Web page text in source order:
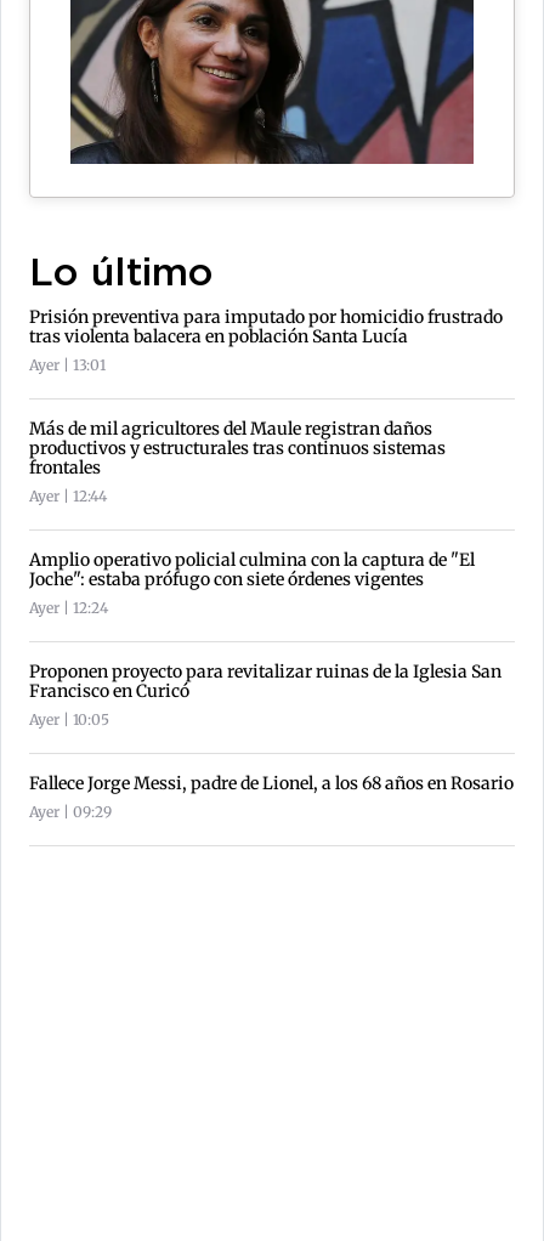
Lo último
Prisión preventiva para imputado por homicidio frustrado
tras violenta balacera en población Santa Lucía
Ayer | 13:01
Más de mil agricultores del Maule registran daños
productivos y estructurales tras continuos sistemas
frontales
Ayer | 12:44
Amplio operativo policial culmina con la captura de "El
Joche": estaba prófugo con siete órdenes vigentes
Ayer | 12:24
Proponen proyecto para revitalizar ruinas de la Iglesia San
Francisco en Curicó
Ayer | 10:05
Fallece Jorge Messi, padre de Lionel, a los 68 años en Rosario
Ayer | 09:29